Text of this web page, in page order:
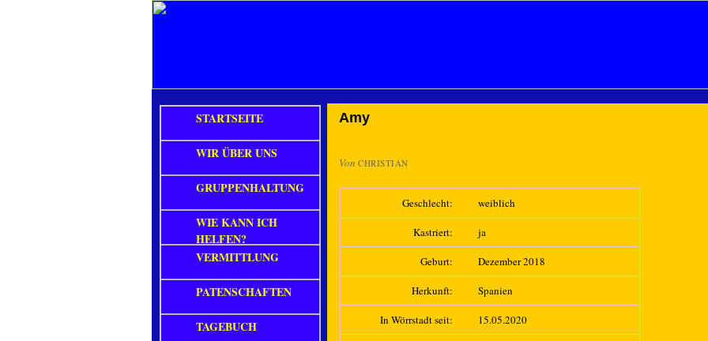
Amy
Von CHRISTIAN
Geschlecht: weiblich
Kastriert: ja
Geburt: Dezember 2018
Herkunft: Spanien
In Wörrstadt seit: 15.05.2020
STARTSEITE
WIR ÜBER UNS
GRUPPENHALTUNG
WIE KANN ICH
HELFEN?
VERMITTLUNG
PATENSCHAFTEN
TAGEBUCH